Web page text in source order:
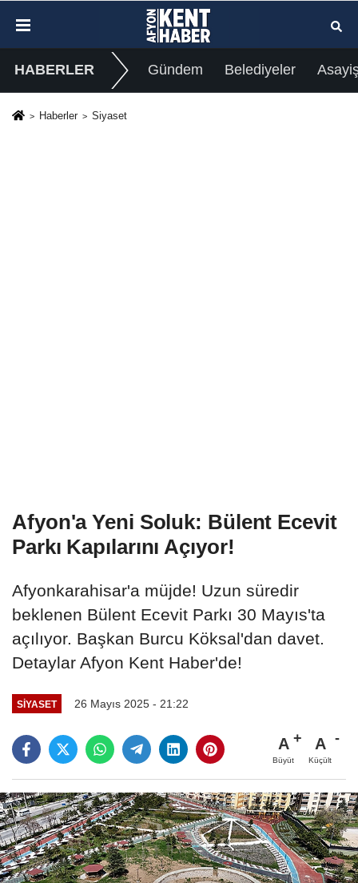
HABERLER Gündem Belediyeler
Haberler Siyaset
Afyon'a Yeni Soluk: Bülent Ecevit
Parkı Kapılarını Açıyor!
Afyonkarahisar'a müjde! Uzun süredir
beklenen Bülent Ecevit Parkı 30 Mayıs'ta
açılıyor. Başkan Burcu Köksal'dan davet.
Detaylar Afyon Kent Haber'de!
SIYASET 26 Mayıs 2025 - 21:22
A
Büyüt
A
Küçült